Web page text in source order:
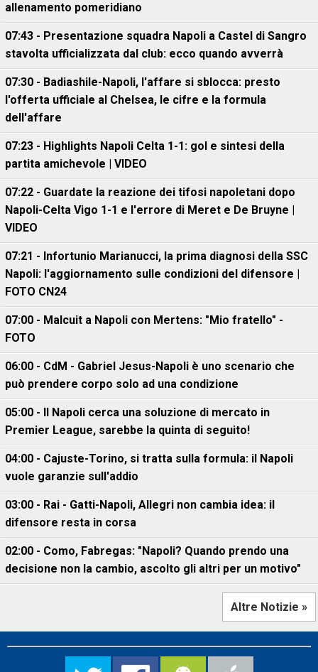
allenamento pomeridiano
07:43 - Presentazione squadra Napoli a Castel di Sangro
stavolta ufficializzata dal club: ecco quando avverrà
07:30 - Badiashile-Napoli, l'affare si sblocca: presto
l'offerta ufficiale al Chelsea, le cifre e la formula
dell'affare
07:23 - Highlights Napoli Celta 1-1: gol e sintesi della
partita amichevole | VIDEO
07:22 - Guardate la reazione dei tifosi napoletani dopo
Napoli-Celta Vigo 1-1 e l'errore di Meret e De Bruyne |
VIDEO
07:21 - Infortunio Marianucci, la prima diagnosi della SSC
Napoli: l'aggiornamento sulle condizioni del difensore |
FOTO CN24
07:00 - Malcuit a Napoli con Mertens: "Mio fratello" -
FOTO
06:00 - CdM - Gabriel Jesus-Napoli è uno scenario che
può prendere corpo solo ad una condizione
05:00 - Il Napoli cerca una soluzione di mercato in
Premier League, sarebbe la quinta di seguito!
04:00 - Cajuste-Torino, si tratta sulla formula: il Napoli
vuole garanzie sull'addio
03:00 - Rai - Gatti-Napoli, Allegri non cambia idea: il
difensore resta in corsa
02:00 - Como, Fabregas: "Napoli? Quando prendo una
decisione non la cambio, ascolto gli altri per un motivo"
Altre Notizie »